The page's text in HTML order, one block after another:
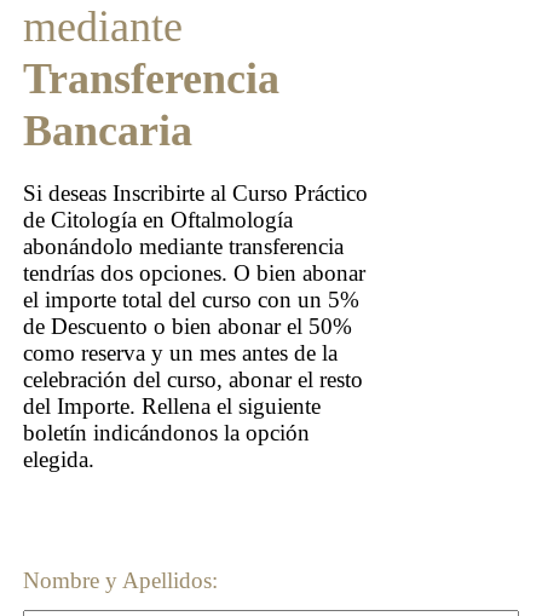
mediante
Transferencia
Bancaria
Si deseas Inscribirte al Curso Práctico
de Citología en Oftalmología
abonándolo mediante transferencia
tendrías dos opciones. O bien abonar
el importe total del curso con un 5%
de Descuento o bien abonar el 50%
como reserva y un mes antes de la
celebración del curso, abonar el resto
del Importe. Rellena el siguiente
boletín indicándonos la opción
elegida.
Nombre y Apellidos: